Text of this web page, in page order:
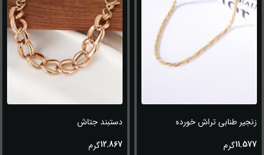
زنجیر طنابی تراش خورده (طلاسفید-زرد)
11.577گرم
دستبند جتاش
12.867گرم